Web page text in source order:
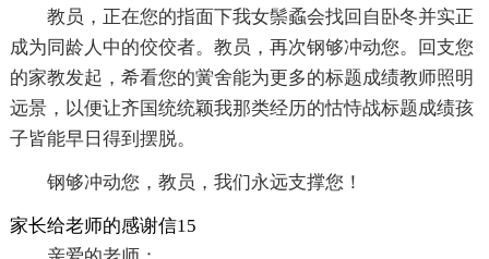
教员，正在您的指面下我女鬃蟊会找回自卧冬并实正
成为同龄人中的佼佼者。教员，再次钢够冲动您。回支您
的家教发起，希看您的黉舍能为更多的标题成绩教师照明
远景，以便让齐国统统颖我那类经历的怙恃战标题成绩孩
子皆能早日得到摆脱。
钢够冲动您，教员，我们永远支撑您！
家长给老师的感谢信15